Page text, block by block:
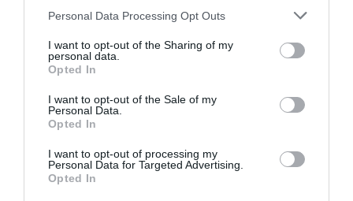
Personal Data Processing Opt Outs
I want to opt-out of the Sharing of my
personal data.
Opted In
I want to opt-out of the Sale of my
Personal Data.
Opted In
I want to opt-out of processing my
Personal Data for Targeted Advertising.
Opted In